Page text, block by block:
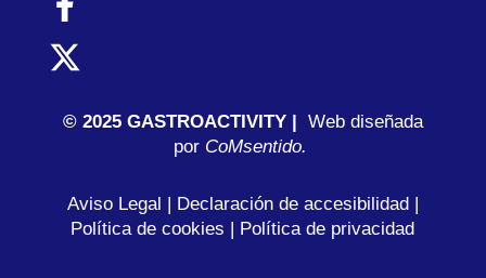
© 2025 GASTROACTIVITY | Web diseñada
porCoMsentido.
Aviso Legal | Declaración de accesibilidad|
Política de cookies | Política de privacidad